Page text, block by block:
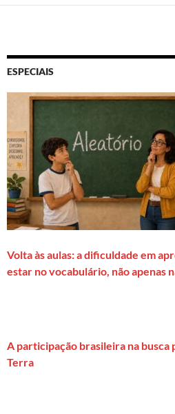
ESPECIAIS
Volta às aulas: a dificuldade em
estar no vocabulário, não apenas
A participação brasileira na busca
Terra